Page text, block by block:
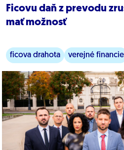
Ficovu daň z prevodu
mať možnosť
ficova drahota
verejné financie
podnikanie